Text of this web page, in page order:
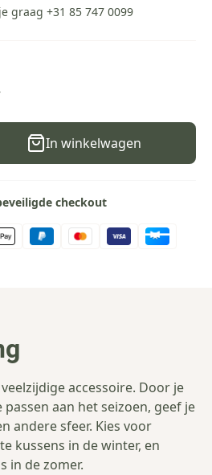
graag +31 85 747 0099
In winkelwagen
checkout
accessoire. Door je
aan het seizoen, geef je
andere sfeer. Kies voor
kussens in de winter, en
in de zomer.